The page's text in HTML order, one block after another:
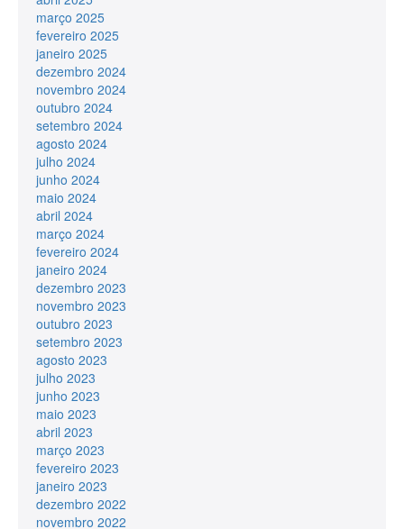
março 2025
fevereiro 2025
janeiro 2025
dezembro 2024
novembro 2024
outubro 2024
setembro 2024
agosto 2024
julho 2024
junho 2024
maio 2024
abril 2024
março 2024
fevereiro 2024
janeiro 2024
dezembro 2023
novembro 2023
outubro 2023
setembro 2023
agosto 2023
julho 2023
junho 2023
maio 2023
abril 2023
março 2023
fevereiro 2023
janeiro 2023
dezembro 2022
novembro 2022